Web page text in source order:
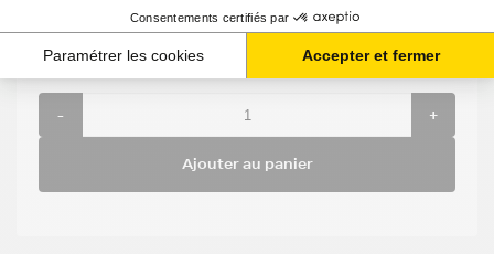
1,77 €HT
2,12 €TTC
- +
Ajouter au panier